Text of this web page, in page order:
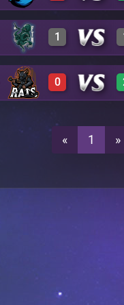
3 A26
0 A26
1
0 A26
A26
0
A26
« 1 »